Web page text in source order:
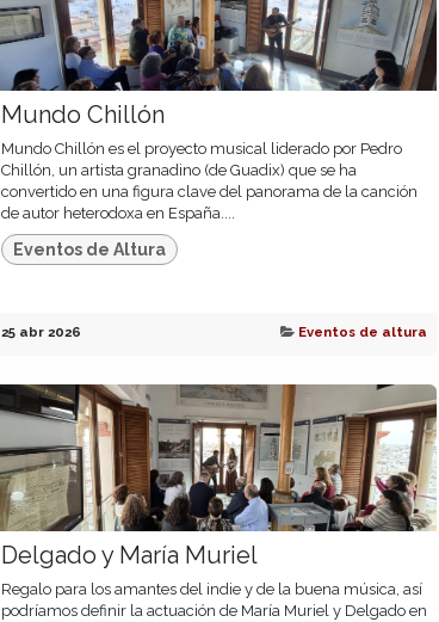
Mundo Chillón
Mundo Chillón es el proyecto musical liderado por Pedro
Chillón, un artista granadino (de Guadix) que se ha
convertido en una figura clave del panorama de la canción
de autor heterodoxa en España....
Eventos de Altura
25 abr 2026 Eventos de altura
Delgado y María Muriel
Regalo para los amantes del indie y de la buena música, así
podríamos definir la actuación de María Muriel y Delgado en